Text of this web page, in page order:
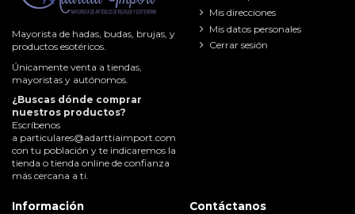
Mayorista de hadas, budas, brujas, y
productos esotéricos.
Únicamente venta a tiendas,
mayoristas y autónomos.
¿Buscas dónde comprar
nuestros productos?
Escríbenos
a particulares@adarttiaimport.com
con tu población y te indicaremos la
tienda o tienda online de confianza
más cercana a ti.
Mis direcciones
Mis datos personales
Cerrar sesión
Información Contáctanos